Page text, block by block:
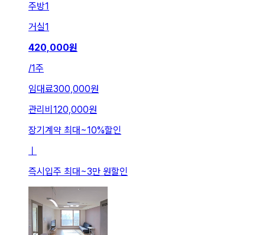
주방1
거실1
420,000원
/1주
임대료300,000원
관리비 120,000원
장기계약 최대 ~10%할인
즉시입주 최대 ~3만 원할인